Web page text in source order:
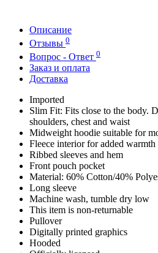
Описание
Отзывы 0
Вопрос - Ответ 0
Заказ и оплата
Доставка
Imported
Slim Fit: Fits close to the body.
shoulders, chest and waist
Midweight hoodie suitable for
Fleece interior for added warmth
Ribbed sleeves and hem
Front pouch pocket
Material: 60% Cotton/40%
Long sleeve
Machine wash, tumble dry low
This item is non-returnable
Pullover
Digitally printed graphics
Hooded